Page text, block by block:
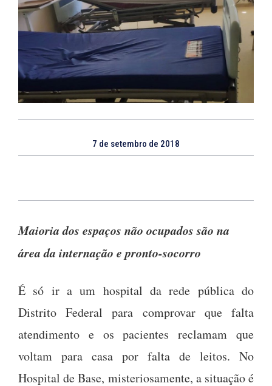
7 de setembro de 2018
Maioria dos espaços não ocupados são na
área da internação e pronto-socorro
É só ir a um hospital da rede pública do
Distrito Federal para comprovar que falta
atendimento e os pacientes reclamam que
voltam para casa por falta de leitos. No
Hospital de Base, misteriosamente, a situação é